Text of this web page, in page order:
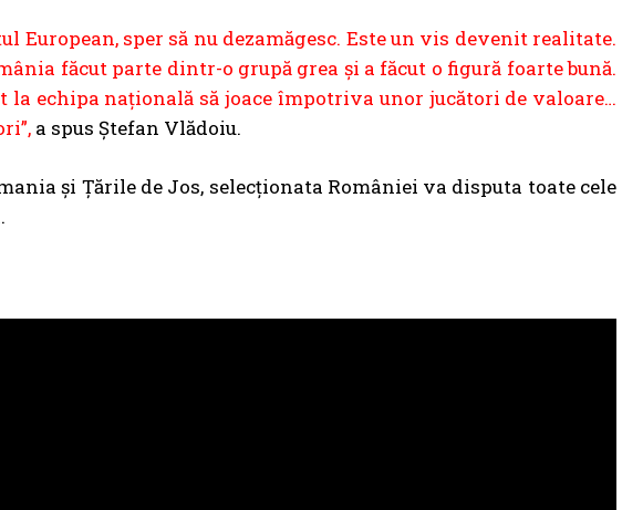
European, sper să nu dezamăgesc. Este un vis devenit realitate.
făcut parte dintr-o grupă grea și a făcut o figură foarte bună.
la echipa națională să joace împotriva unor jucători de valoare…
a spus Ștefan Vlădoiu.
și Țările de Jos, selecționata României va disputa toate cele